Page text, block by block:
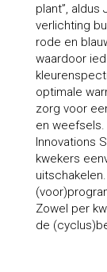
plant”, aldus
verlichting
rode en
waardoor
optimale
zorg voor
en weefsels.
Innovations
kwekers
Zowel per
de